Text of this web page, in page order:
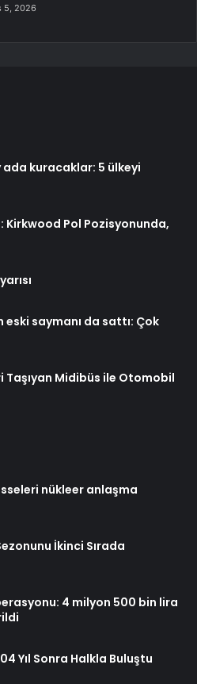
5, 2026
kuracaklar: 5 ülkeyi
Kirkwood Pol Pozisyonunda,
eski saymanı da sattı: Çok
Taşıyan Midibüs ile Otomobil
nükleer anlaşma
İkinci Sırada
4 milyon 500 bin lira
Yıl Sonra Halkla Buluştu